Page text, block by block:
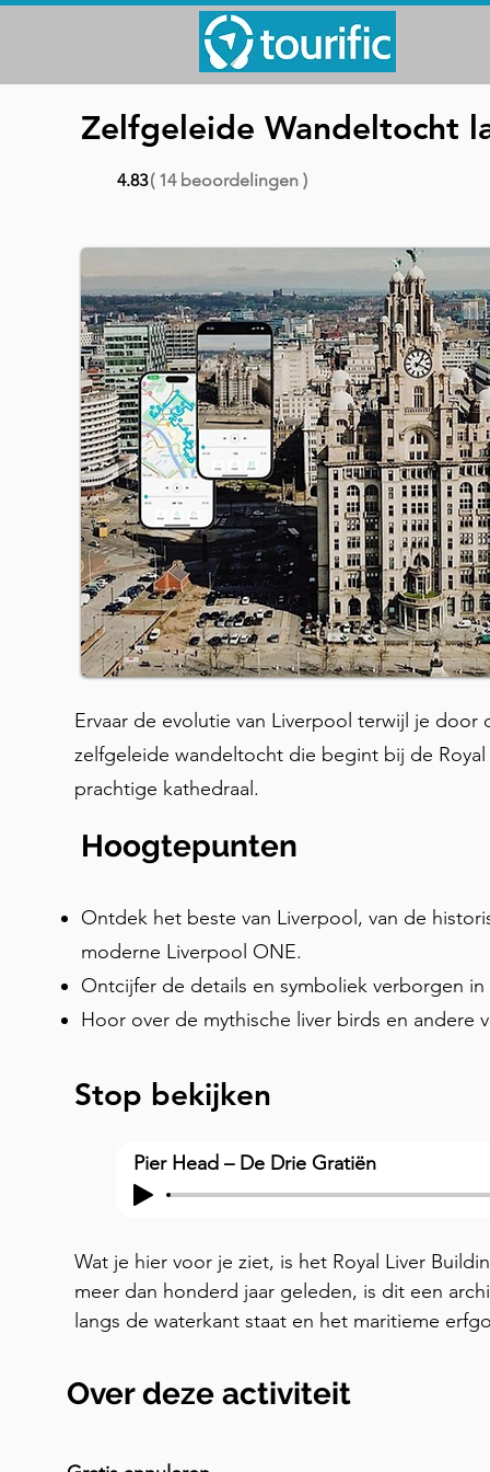
Zelfgeleide Wandeltocht
4.83( 14 beoordelingen )
Ervaar de evolutie van Liverpool terwijl je
zelfgeleide wandeltocht die begint bij de
prachtige kathedraal.
Hoogtepunten
Ontdek het beste van Liverpool, van de
moderne Liverpool ONE.
Ontcijfer de details en symboliek verborgen
Hoor over de mythische liver birds en andere
Stop bekijken
Pier Head – De Drie Gratiën
Wat je hier voor je ziet, is het Royal Liver
meer dan honderd jaar geleden, is dit een
langs de waterkant staat en het maritieme
het Cunard Building en het Port of Liverpool
een indrukwekkende ontvangst voor iedereen
Over deze activiteit